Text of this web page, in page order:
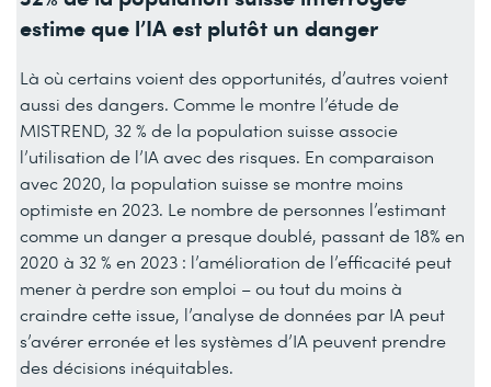
estime que l’IA est plutôt un danger
Là où certains voient des opportunités, d’autres voient
aussi des dangers. Comme le montre l’étude de
MISTREND, 32 % de la population suisse associe
l’utilisation de l’IA avec des risques. En comparaison
avec 2020, la population suisse se montre moins
optimiste en 2023. Le nombre de personnes l’estimant
comme un danger a presque doublé, passant de 18% en
2020 à 32 % en 2023 : l’amélioration de l’efficacité peut
mener à perdre son emploi – ou tout du moins à
craindre cette issue, l’analyse de données par IA peut
s’avérer erronée et les systèmes d’IA peuvent prendre
des décisions inéquitables.